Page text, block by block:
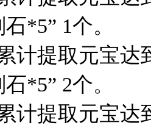
*5” 1个。
取元宝达到
*5” 2个。
取元宝达到